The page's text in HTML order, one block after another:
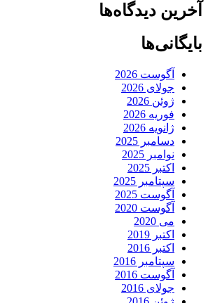
آخرین دیدگاه‌ها
بایگانی‌ها
آگوست 2026
جولای 2026
ژوئن 2026
فوریه 2026
ژانویه 2026
دسامبر 2025
نوامبر 2025
اکتبر 2025
سپتامبر 2025
آگوست 2025
آگوست 2020
می 2020
اکتبر 2019
اکتبر 2016
سپتامبر 2016
آگوست 2016
جولای 2016